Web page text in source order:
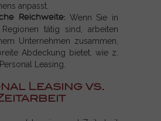
anpasst.
Reichweite:Wenn Sie in
tätig sind, arbeiten
Unternehmen zusammen,
Abdeckung bietet, wie z.
Leasing.
Leasing vs.